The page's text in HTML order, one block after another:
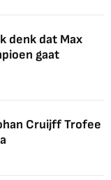
denk dat Max
gaat
Cruijff Trofee